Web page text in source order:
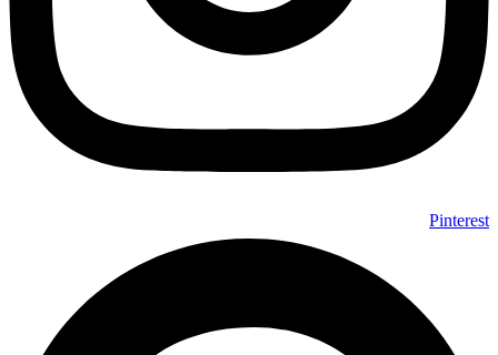
Pinterest